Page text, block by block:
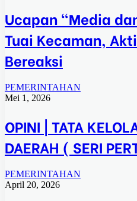
Ucapan “Media
Tuai Kecaman,
Bereaksi
PEMERINTAHAN
Mei 1, 2026
OPINI | TATA
DAERAH ( SERI
PEMERINTAHAN
April 20, 2026